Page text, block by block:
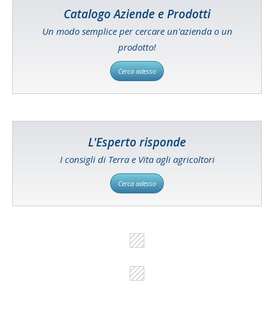
Catalogo Aziende e Prodotti
Un modo semplice per cercare un'azienda o un
prodotto!
Cerca adesso
L'Esperto risponde
I consigli di Terra e Vita agli agricoltori
Cerca adesso